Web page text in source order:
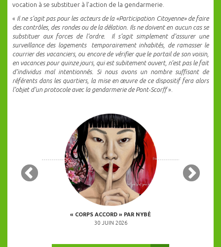
vocation à se substituer à l’action de la gendarmerie.
« Il ne s’agit pas pour les acteurs de la «Participation Citoyenne» de faire
des contrôles, des rondes ou de la délation. Ils ne doivent en aucun cas se
substituer aux forces de l’ordre. Il s’agit simplement d’assurer une
surveillance des logements temporairement inhabités, de ramasser le
courrier des vacanciers, ou encore de vérifier que le portail de son voisin,
en vacances pour quinze jours, qui est subitement ouvert, n’est pas le fait
d’individus mal intentionnés. Si nous avons un nombre suffisant de
référents dans les quartiers, la mise en œuvre de ce dispositif fera alors
l’objet d’un protocole avec la gendarmerie de Pont-Scorff».
« CORPS ACCORD » PAR NYBÉ
30 JUIN 2026